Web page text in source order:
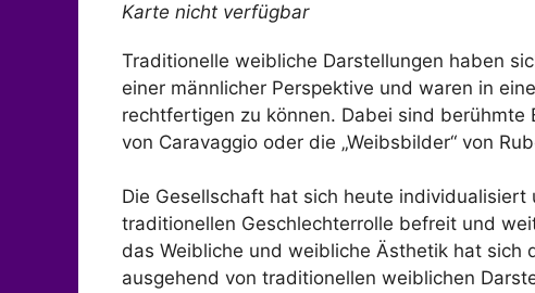
Karte nicht verfügbar
Traditionelle weibliche Darstellungen haben
einer männlicher Perspektive und waren in
rechtfertigen zu können. Dabei sind berühmte
von Caravaggio oder die „Weibsbilder“ von
Die Gesellschaft hat sich heute
traditionellen Geschlechterrolle befreit und
das Weibliche und weibliche Ästhetik hat sich
ausgehend von traditionellen weiblichen